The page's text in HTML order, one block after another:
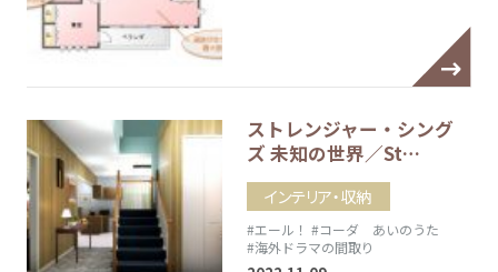
ストレンジャー・シング
ズ 未知の世界／St…
インテリア・収納
#エール！ #コーダ あいのうた
#海外ドラマの間取り